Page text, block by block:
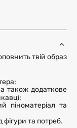
твій образ
також додаткове
піноматеріал та
та потреб.